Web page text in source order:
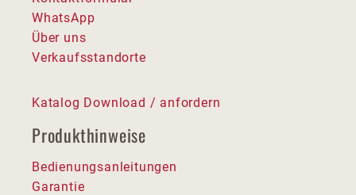
WhatsApp
Über uns
Verkaufsstandorte
Katalog Download / anfordern
Produkthinweise
Bedienungsanleitungen
Garantie